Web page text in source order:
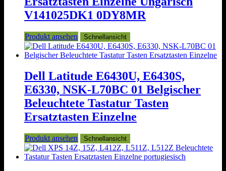
V141025DK1 0DY8MR
Produkt ansehen Schnellansicht
Dell Latitude E6430U, E6430S,
E6330, NSK-L70BC 01 Belgischer
Beleuchtete Tastatur Tasten
Ersatztasten Einzelne
Produkt ansehen Schnellansicht